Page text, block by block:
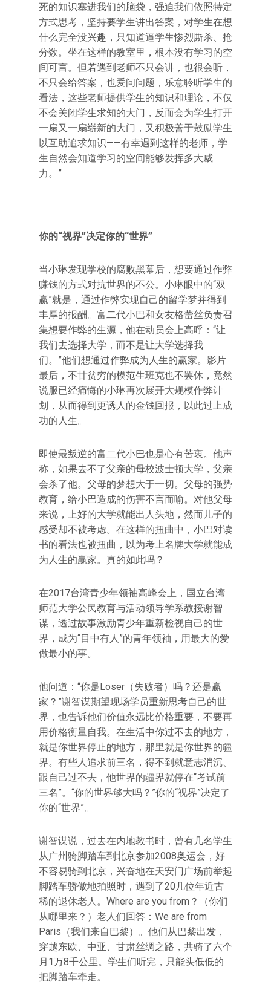
死的知识塞进我们的脑袋，强迫我们依照特定
方式思考，坚持要学生讲出答案，对学生在想
什么完全没兴趣，只知道逼学生惨烈厮杀、抢
分数。坐在这样的教室里，根本没有学习的空
间可言。但若遇到老师不只会讲，也很会听，
不只会给答案，也爱问问题，乐意聆听学生的
看法，这些老师提供学生的知识和理论，不仅
不会关闭学生求知的大门，反而会为学生打开
一扇又一扇崭新的大门，又积极善于鼓励学生
以互助追求知识——有幸遇到这样的老师，学
生自然会知道学习的空间能够发挥多大威
力。”
你的“视界”决定你的“世界”
当小琳发现学校的腐败黑幕后，想要通过作弊
赚钱的方式对抗世界的不公。小琳眼中的“双
赢”就是，通过作弊实现自己的留学梦并得到
丰厚的报酬。富二代小巴和女友格蕾丝负责召
集想要作弊的生源，他在动员会上高呼：“让
我们去选择大学，而不是让大学选择我
们。”他们想通过作弊成为人生的赢家。影片
最后，不甘贫穷的模范生班克也不罢休，竟然
说服已经痛悔的小琳再次展开大规模作弊计
划，从而得到更诱人的金钱回报，以此过上成
功的人生。
即使最叛逆的富二代小巴也是心有苦衷。他声
称，如果去不了父亲的母校波士顿大学，父亲
会杀了他。父母的梦想大于一切。父母的强势
教育，给小巴造成的伤害不言而喻。对他父母
来说，上好的大学就能出人头地，然而儿子的
感受却不被考虑。在这样的扭曲中，小巴对读
书的看法也被扭曲，以为考上名牌大学就能成
为人生的赢家。真的如此吗？
在2017台湾青少年领袖高峰会上，国立台湾
师范大学公民教育与活动领导学系教授谢智
谋，透过故事激励青少年重新检视自己的世
界，成为“目中有人”的青年领袖，用最大的爱
做最小的事。
他问道：“你是Loser（失败者）吗？还是赢
家？”谢智谋期望现场学员重新思考自己的世
界，也告诉他们价值永远比价格重要，不要再
用价格衡量自我。在生活中你过不去的地方，
就是你世界停止的地方，那里就是你世界的疆
界。有些人追求前三名，得不到就意志消沉、
跟自己过不去，他世界的疆界就停在“考试前
三名”。“你的世界够大吗？”你的“视界”决定了
你的“世界”。
谢智谋说，过去在内地教书时，曾有几名学生
从广州骑脚踏车到北京参加2008奥运会，好
不容易骑到北京，兴奋地在天安门广场前举起
脚踏车骄傲地拍照时，遇到了20几位年近古
稀的退休老人。Where are you from？（你们
从哪里来？）老人们回答：We are from
Paris（我们来自巴黎）。他们从巴黎出发，
穿越东欧、中亚、甘肃丝绸之路，共骑了六个
月1万8千公里。学生们听完，只能头低低的
把脚踏车牵走。